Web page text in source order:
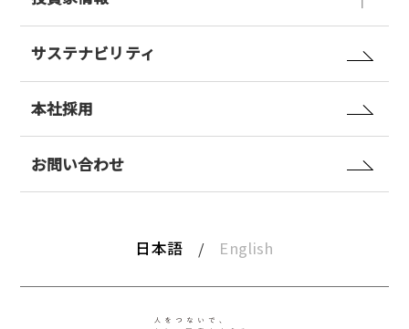
サステナビリティ
本社採用
お問い合わせ
日本語 English